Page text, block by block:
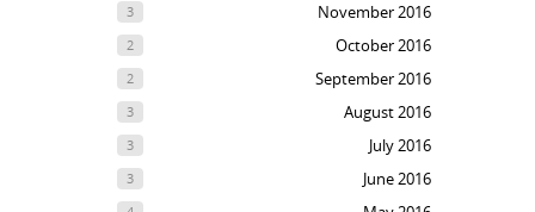
November 2016
3
October 2016
2
September 2016
2
August 2016
3
July 2016
3
June 2016
3